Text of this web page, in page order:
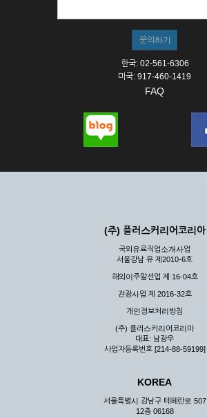
한국: 02-561-6306
미국: 917-460-1419
FAQ
(주) 플러스커리어코리아
국외유료직업소개사업
서울강남 유 제2010-6호
해외이주알선업 제 16-04호
관광사업 제 2016-32호
개인정보처리방침
(주) 플러스커리어코리아
대표: 남광우
사업자등록번호 [214-88-59199]
KOREA
서울특별시 강남구 테헤란로 507
12층 06168